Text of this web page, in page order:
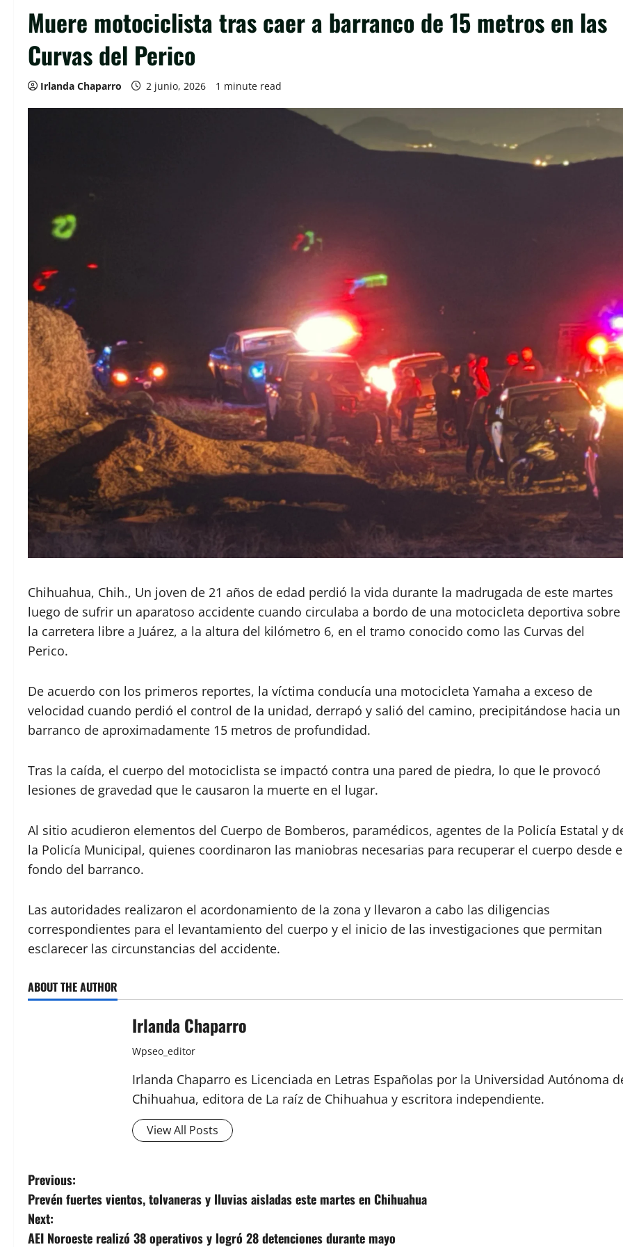
Muere motociclista tras caer a barranco de 15 metros en las
Curvas del Perico
Irlanda Chaparro 2 junio, 2026 1 minute read
Chihuahua, Chih., Un joven de 21 años de edad perdió la vida durante la madrugada de este martes
luego de sufrir un aparatoso accidente cuando circulaba a bordo de una motocicleta deportiva sobre
la carretera libre a Juárez, a la altura del kilómetro 6, en el tramo conocido como las Curvas del
Perico.
De acuerdo con los primeros reportes, la víctima conducía una motocicleta Yamaha a exceso de
velocidad cuando perdió el control de la unidad, derrapó y salió del camino, precipitándose hacia un
barranco de aproximadamente 15 metros de profundidad.
Tras la caída, el cuerpo del motociclista se impactó contra una pared de piedra, lo que le provocó
lesiones de gravedad que le causaron la muerte en el lugar.
Al sitio acudieron elementos del Cuerpo de Bomberos, paramédicos, agentes de la Policía Estatal y
la Policía Municipal, quienes coordinaron las maniobras necesarias para recuperar el cuerpo desde
fondo del barranco.
Las autoridades realizaron el acordonamiento de la zona y llevaron a cabo las diligencias
correspondientes para el levantamiento del cuerpo y el inicio de las investigaciones que permitan
esclarecer las circunstancias del accidente.
ABOUT THE AUTHOR
Irlanda Chaparro
Wpseo_editor
Irlanda Chaparro es Licenciada en Letras Españolas por la Universidad Autónoma
Chihuahua, editora de La raíz de Chihuahua y escritora independiente.
View All Posts
P
o
Previous:
Prevén fuertes vientos, tolvaneras y lluvias aisladas este martes en Chihuahua
Next:
AEI Noroeste realizó 38 operativos y logró 28 detenciones durante mayo